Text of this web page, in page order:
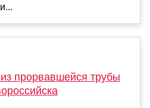
прорвавшейся трубы